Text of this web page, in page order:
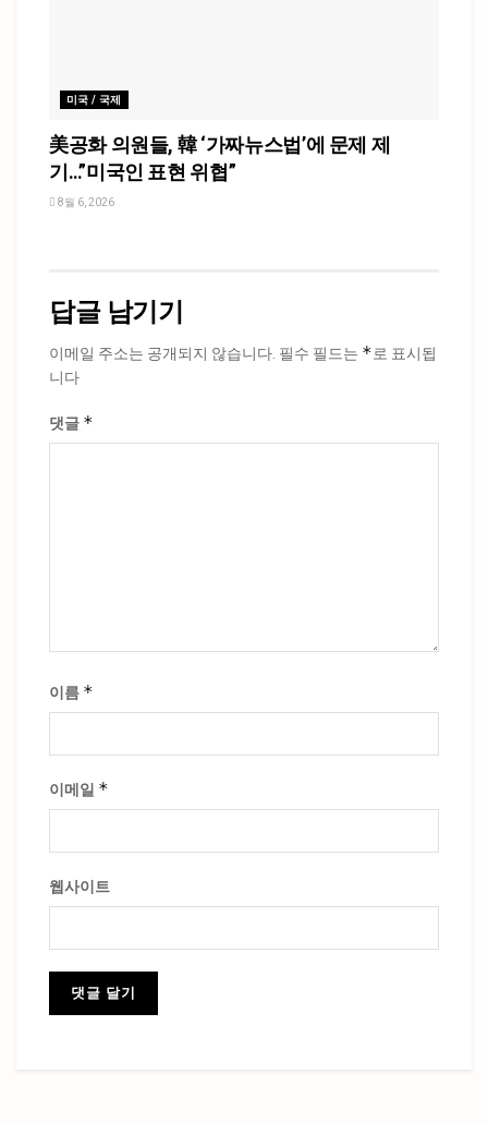
미국 / 국제
美공화 의원들, 韓 ‘가짜뉴스법’에 문제 제
기…”미국인 표현 위협”
8월 6, 2026
답글 남기기
이메일 주소는 공개되지 않습니다. 필수 필드는 *로 표시됩
니다
댓글 *
이름 *
이메일 *
웹사이트